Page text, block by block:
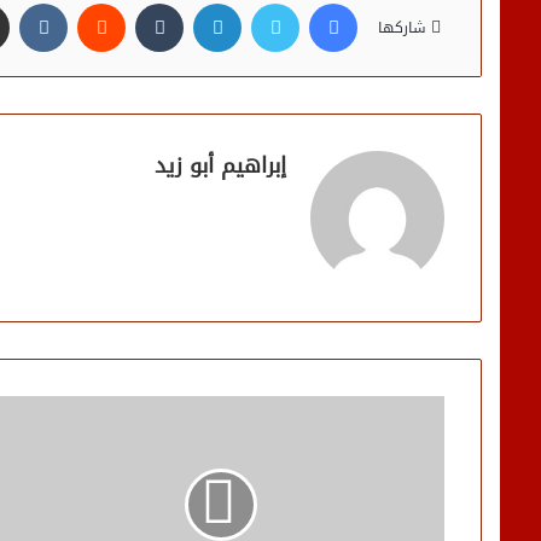
شاركها
إبراهيم أبو زيد